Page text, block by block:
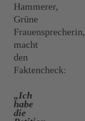
Hammerer,
Grüne
Frauensprecherin,
macht
den
Faktencheck:
„Ich
habe
die